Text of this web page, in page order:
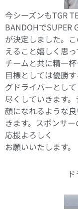
今シーズンもTGR
BANDOHでSUPER
が決定しました。
えること嬉しく思
チームと共に精一杯
目標としては優勝
グドライバーとし
尽くしていきます
顔になれるような
きます。スポンサ
応援よろしく
お願いいたします。